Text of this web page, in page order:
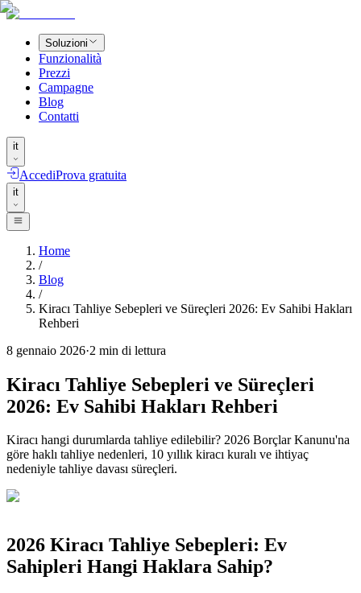
Soluzioni
Funzionalità
Prezzi
Campagne
Blog
Contatti
it
AccediProva gratuita
it
Home
/
Blog
/
Kiracı Tahliye Sebepleri ve Süreçleri 2026: Ev Sahibi Hakları
Rehberi
8 gennaio 2026·2 min di lettura
Kiracı Tahliye Sebepleri ve Süreçleri
2026: Ev Sahibi Hakları Rehberi
Kiracı hangi durumlarda tahliye edilebilir? 2026 Borçlar Kanunu'na
göre haklı tahliye nedenleri, 10 yıllık kiracı kuralı ve ihtiyaç
nedeniyle tahliye davası süreçleri.
2026 Kiracı Tahliye Sebepleri: Ev
Sahipleri Hangi Haklara Sahip?